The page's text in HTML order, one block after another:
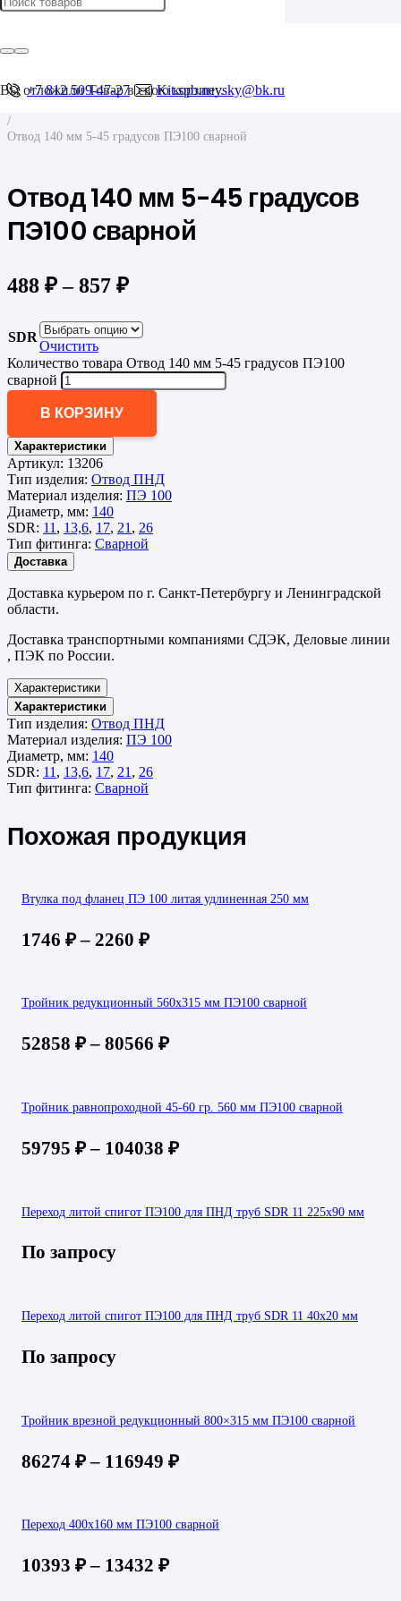
+7 812 509-47-27 Kit.spb.nevsky@bk.ru
Вы отложилиТоварв свою корзину.
Главная
/
/
Отвод 140 мм 5-45 градусов ПЭ100 сварной
Отвод 140 мм 5-45 градусов
ПЭ100 сварной
488 ₽–857 ₽
SDR
Очистить
Количество товара Отвод 140 мм 5-45 градусов ПЭ100
сварной
В КОРЗИНУ
Характеристики
Артикул: 13206
Тип изделия: Отвод ПНД
Материал изделия: ПЭ 100
Диаметр, мм: 140
SDR: 11 , 13,6, 17, 21 , 26
Тип фитинга: Сварной
Доставка
Доставка курьером по г. Санкт-Петербургу и Ленинградской
области.
Доставка транспортными компаниями СДЭК, Деловые линии
, ПЭК по России.
Характеристики
Характеристики
Тип изделия: Отвод ПНД
Материал изделия: ПЭ 100
Диаметр, мм: 140
SDR: 11 , 13,6, 17, 21 , 26
Тип фитинга: Сварной
Похожая продукция
Втулка под фланец ПЭ 100 литая удлиненная 250 мм
1746 ₽– 2260 ₽
Тройник редукционный 560х315 мм ПЭ100 сварной
52858 ₽– 80566 ₽
Тройник равнопроходной 45-60 гр. 560 мм ПЭ100 сварной
59795 ₽– 104038 ₽
Переход литой спигот ПЭ100 для ПНД труб SDR 11 225х90 мм
По запросу
Переход литой спигот ПЭ100 для ПНД труб SDR 11 40х20 мм
По запросу
Тройник врезной редукционный 800×315 мм ПЭ100 сварной
86274 ₽– 116949 ₽
Переход 400х160 мм ПЭ100 сварной
10393 ₽– 13432 ₽